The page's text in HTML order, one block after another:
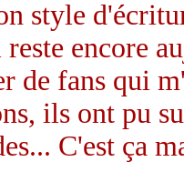
style
encore
de fans qui
ils ont pu
C'est ça